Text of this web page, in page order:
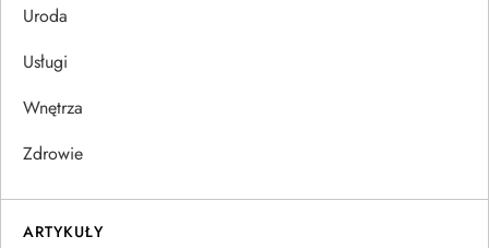
Uroda
Usługi
Wnętrza
Zdrowie
ARTYKUŁY